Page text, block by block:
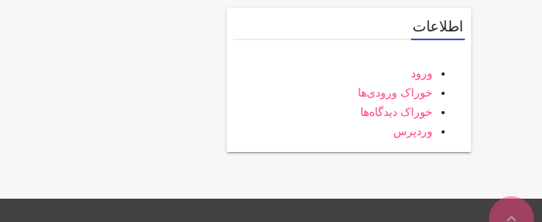
اطلاعات
ورود
خوراک ورودی‌ها
خوراک دیدگاه‌ها
وردپرس